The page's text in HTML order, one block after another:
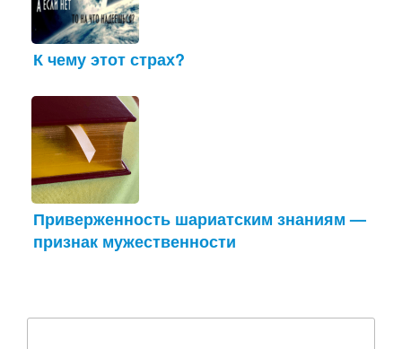
К чему этот страх?
Приверженность шариатским знаниям —
признак мужественности